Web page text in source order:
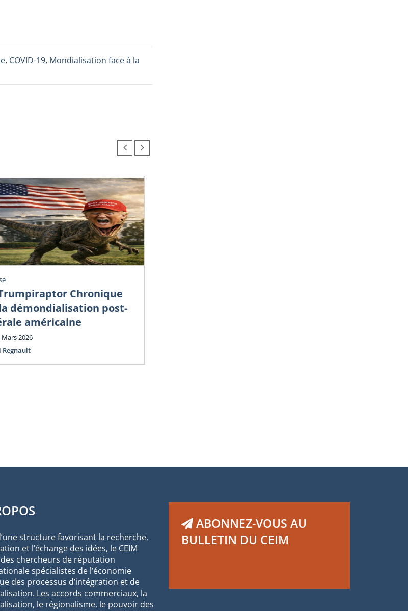
, COVID-19, Mondialisation face à la
Chronique
démondialisation post-
américaine
Mars 2026
Regnault
structure favorisant la recherche,
et l’échange des idées, le CEIM
chercheurs de réputation
spécialistes de l’économie
des processus d’intégration et de
Les accords commerciaux, la
le régionalisme, le pouvoir des
ABONNEZ-VOUS AU
BULLETIN DU CEIM